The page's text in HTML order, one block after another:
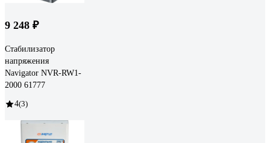
9 248 ₽
Стабилизатор
напряжения
Navigator NVR-RW1-
2000 61777
4(3)